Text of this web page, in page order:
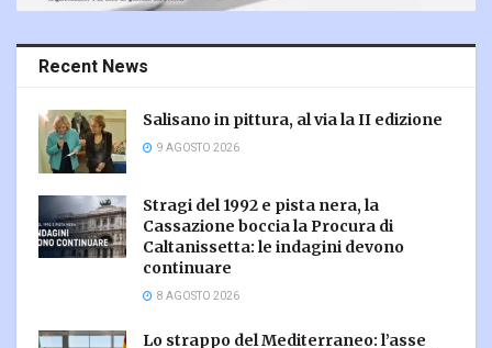
Recent News
Salisano in pittura, al via la II edizione
9 AGOSTO 2026
Stragi del 1992 e pista nera, la
Cassazione boccia la Procura di
Caltanissetta: le indagini devono
continuare
8 AGOSTO 2026
Lo strappo del Mediterraneo: l’asse